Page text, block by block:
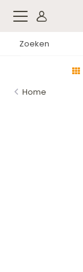
Home